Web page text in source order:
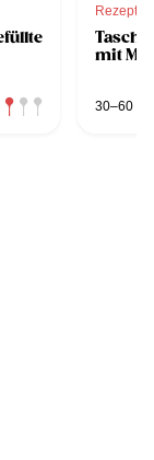
Rezept
mit
30–60